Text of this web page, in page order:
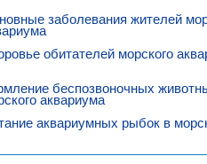
заболевания жителей
обитателей морского
беспозвоночных
аквариума
аквариумных рыбок в